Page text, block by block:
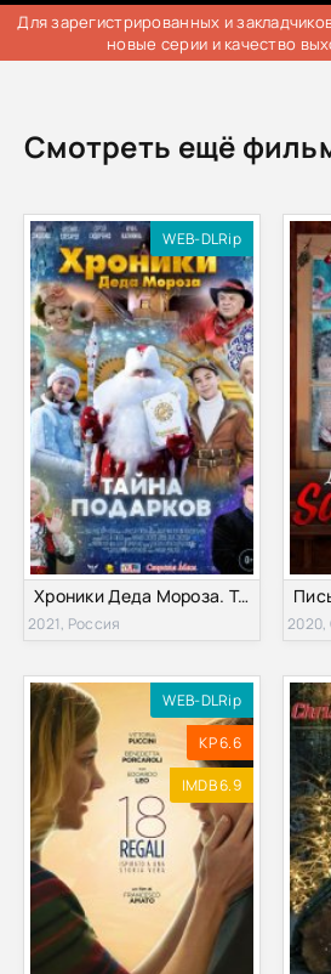
Для зарегистрированных и
новые серии и качество
Смотреть ещё
WEB-DLRip
Хроники Деда Мороза. Тайна подарков (2021)
2021, Россия
WEB-DLRip
KP 6.6
IMDB 6.9